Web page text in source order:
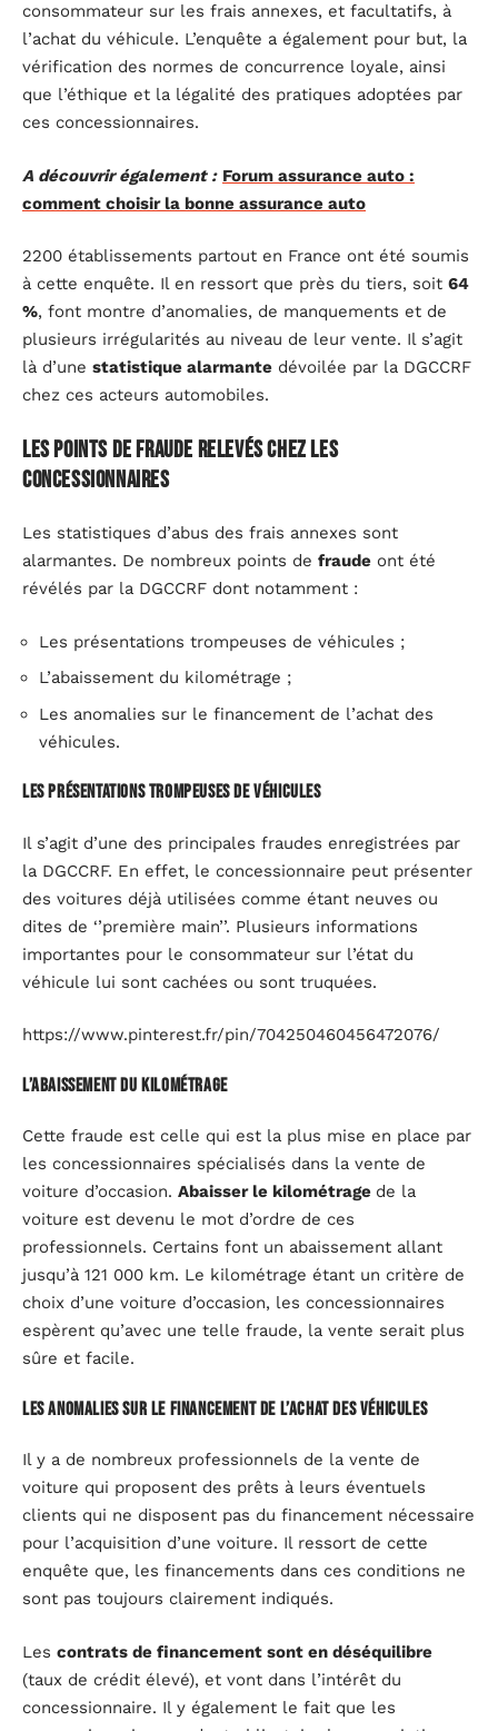
consommateur sur les frais annexes, et facultatifs, à
l’achat du véhicule. L’enquête a également pour but, la
vérification des normes de concurrence loyale, ainsi
que l’éthique et la légalité des pratiques adoptées par
ces concessionnaires.
A découvrir également : Forum assurance auto :
comment choisir la bonne assurance auto
2200 établissements partout en France ont été soumis
à cette enquête. Il en ressort que près du tiers, soit 64
%, font montre d’anomalies, de manquements et de
plusieurs irrégularités au niveau de leur vente. Il s’agit
là d’une statistique alarmante dévoilée par la DGCCRF
chez ces acteurs automobiles.
Les points de fraude relevés chez les
concessionnaires
Les statistiques d’abus des frais annexes sont
alarmantes. De nombreux points de fraude ont été
révélés par la DGCCRF dont notamment :
Les présentations trompeuses de véhicules ;
L’abaissement du kilométrage ;
Les anomalies sur le financement de l’achat des
véhicules.
Les présentations trompeuses de véhicules
Il s’agit d’une des principales fraudes enregistrées par
la DGCCRF. En effet, le concessionnaire peut présenter
des voitures déjà utilisées comme étant neuves ou
dites de ‘’première main’’. Plusieurs informations
importantes pour le consommateur sur l’état du
véhicule lui sont cachées ou sont truquées.
https://www.pinterest.fr/pin/704250460456472076/
L’abaissement du kilométrage
Cette fraude est celle qui est la plus mise en place par
les concessionnaires spécialisés dans la vente de
voiture d’occasion. Abaisser le kilométrage de la
voiture est devenu le mot d’ordre de ces
professionnels. Certains font un abaissement allant
jusqu’à 121 000 km. Le kilométrage étant un critère de
choix d’une voiture d’occasion, les concessionnaires
espèrent qu’avec une telle fraude, la vente serait plus
sûre et facile.
Les anomalies sur le financement de l’achat des véhicules
Il y a de nombreux professionnels de la vente de
voiture qui proposent des prêts à leurs éventuels
clients qui ne disposent pas du financement nécessaire
pour l’acquisition d’une voiture. Il ressort de cette
enquête que, les financements dans ces conditions ne
sont pas toujours clairement indiqués.
Les contrats de financement sont en déséquilibre
(taux de crédit élevé), et vont dans l’intérêt du
concessionnaire. Il y également le fait que les